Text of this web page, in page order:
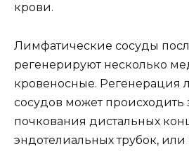
крови.
Лимфатические сосуды
регенерируют несколько
кровеносные. Регенерация
сосудов может происходить
почкования дистальных
эндотелиальных трубок,